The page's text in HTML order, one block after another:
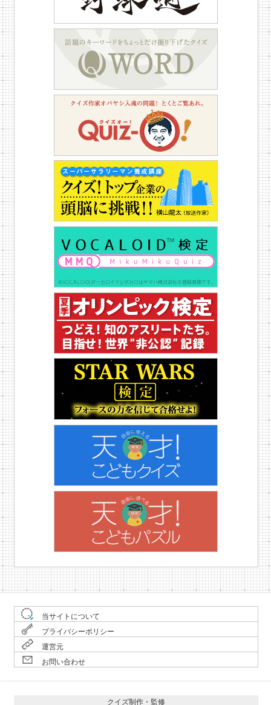
当サイトについて
プライバシーポリシー
運営元
お問い合わせ
クイズ制作・監修